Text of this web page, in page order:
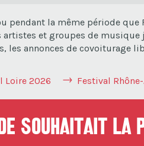
pendant la même période
et groupes de
les annonces de covoiturage
Loire 2026 Festival
souhaitait la